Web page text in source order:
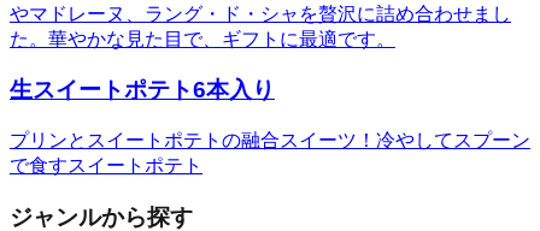
やマドレーヌ、ラング・ド・シャを贅沢に詰め合わせまし
た。華やかな見た目で、ギフトに最適です。
生スイートポテト6本入り
プリンとスイートポテトの融合スイーツ！冷やしてスプーン
で食すスイートポテト
ジャンルから探す